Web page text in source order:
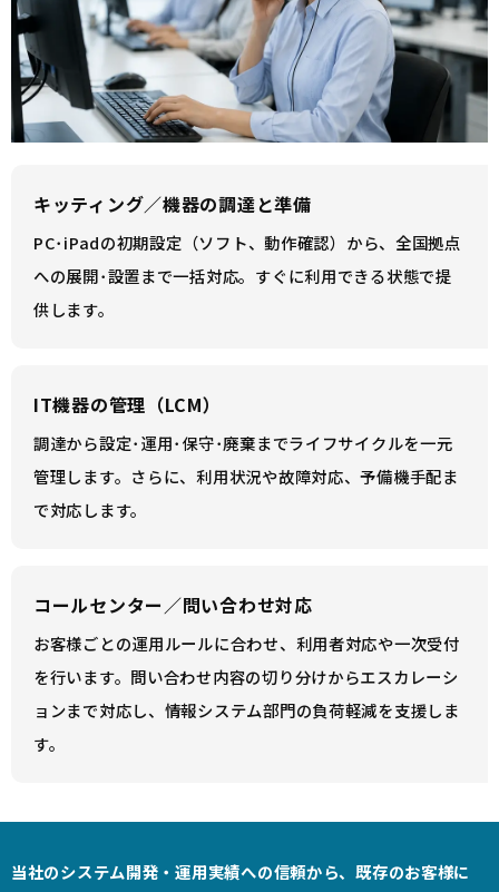
キッティング／機器の調達と準備
PC･iPadの初期設定（ソフト、動作確認）から、全国拠点
への展開･設置まで一括対応。すぐに利用できる状態で提
供します。
IT機器の管理（LCM）
調達から設定･運用･保守･廃棄までライフサイクルを一元
管理します。さらに、利用状況や故障対応、予備機手配ま
で対応します。
コールセンター／問い合わせ対応
お客様ごとの運用ルールに合わせ、利用者対応や一次受付
を行います。問い合わせ内容の切り分けからエスカレーシ
ョンまで対応し、情報システム部門の負荷軽減を支援しま
す。
当社のシステム開発・運用実績への信頼から、既存のお客様に